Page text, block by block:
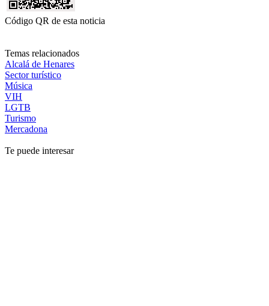
Código QR de esta noticia
Temas relacionados
Alcalá de Henares
Sector turístico
Música
VIH
LGTB
Turismo
Mercadona
Te puede interesar